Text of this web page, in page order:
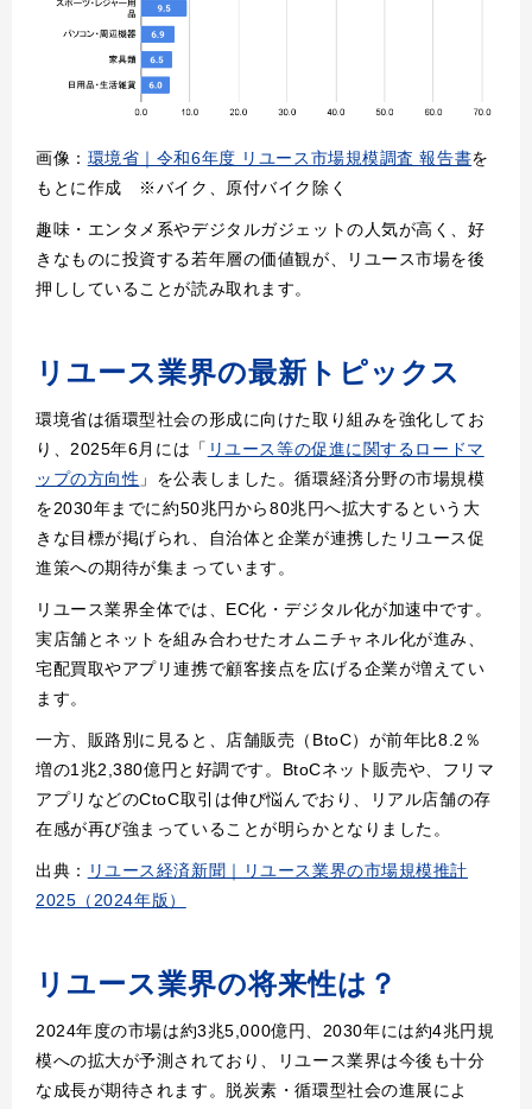
画像： 環境省｜令和6年度 リユース市場規模調査 報告書を
もとに作成 ※バイク、原付バイク除く
趣味・エンタメ系やデジタルガジェットの人気が高く、好
きなものに投資する若年層の価値観が、リユース市場を後
押ししていることが読み取れます。
リユース業界の最新トピックス
環境省は循環型社会の形成に向けた取り組みを強化してお
り、2025年6月には「 リユース等の促進に関するロードマ
ップの方向性 」を公表しました。循環経済分野の市場規模
を2030年までに約50兆円から80兆円へ拡大するという大
きな目標が掲げられ、自治体と企業が連携したリユース促
進策への期待が集まっています。
リユース業界全体では、EC化・デジタル化が加速中です。
実店舗とネットを組み合わせたオムニチャネル化が進み、
宅配買取やアプリ連携で顧客接点を広げる企業が増えてい
ます。
一方、販路別に見ると、店舗販売（BtoC）が前年比8.2％
増の1兆2,380億円と好調です。BtoCネット販売や、フリマ
アプリなどのCtoC取引は伸び悩んでおり、リアル店舗の存
在感が再び強まっていることが明らかとなりました。
出典：
リユース経済新聞｜リユース業界の市場規模推計
2025（2024年版）
リユース業界の将来性は？
2024年度の市場は約3兆5,000億円、2030年には約4兆円規
模への拡大が予測されており、リユース業界は今後も十分
な成長が期待されます。脱炭素・循環型社会の進展によ